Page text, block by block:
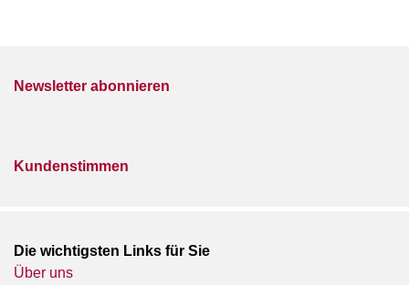
Newsletter abonnieren
Kundenstimmen
Die wichtigsten Links für Sie
Über uns